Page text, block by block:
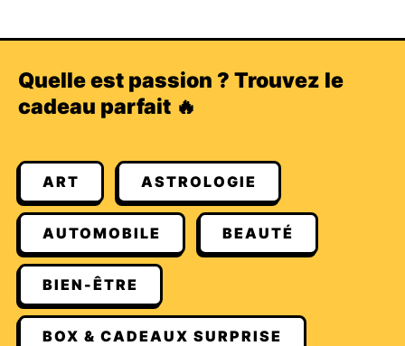
Quelle est passion ? Trouvez le
cadeau parfait 🔥
ART ASTROLOGIE
AUTOMOBILE BEAUTÉ
BIEN-ÊTRE
BOX & CADEAUX SURPRISE